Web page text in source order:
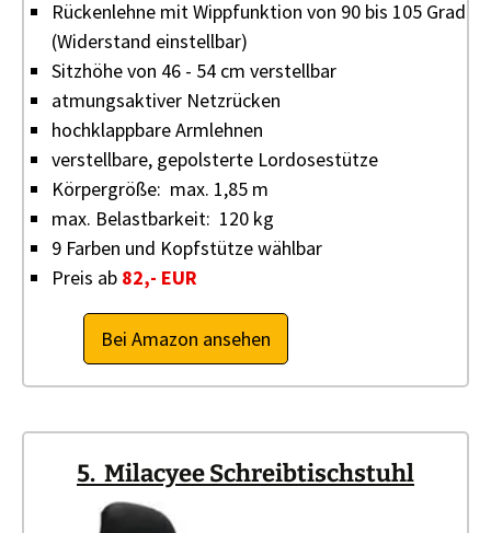
Rückenlehne mit Wippfunktion von 90 bis 105 Grad
(Widerstand einstellbar)
Sitzhöhe von 46 - 54 cm verstellbar
atmungsaktiver Netzrücken
hochklappbare Armlehnen
verstellbare, gepolsterte Lordosestütze
Körpergröße: max. 1,85 m
max. Belastbarkeit: 120 kg
9 Farben und Kopfstütze wählbar
Preis ab 82,- EUR
Bei Amazon ansehen
5. Milacyee Schreibtischstuhl